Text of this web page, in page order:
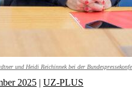
und Heidi Reichinnek bei der
2025 | UZ-PLUS